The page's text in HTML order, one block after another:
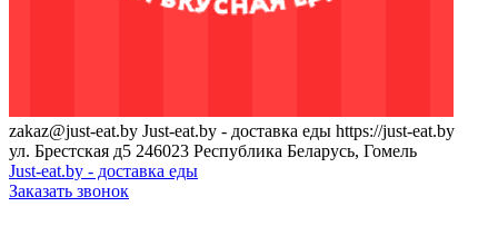
zakaz@just-eat.by Just-eat.by - доставка еды https://just-eat.by
ул. Брестская д5 246023 Республика Беларусь, Гомель
Just-eat.by - доставка еды
Заказать звонок